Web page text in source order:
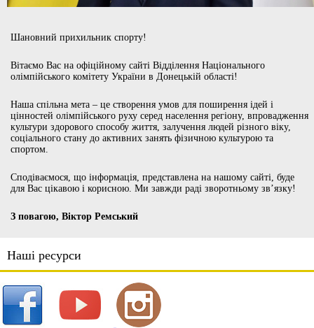
Шановний прихильник спорту!
Вітаємо Вас на офіційному сайті Відділення Національного
олімпійського комітету України в Донецькій області!
Наша спільна мета – це створення умов для поширення ідей і
цінностей олімпійського руху серед населення регіону, впровадження
культури здорового способу життя, залучення людей різного віку,
соціального стану до активних занять фізичною культурою та
спортом.
Сподіваємося, що інформація, представлена на нашому сайті, буде
для Вас цікавою і корисною. Ми завжди раді зворотньому зв’язку!
З повагою, Віктор Ремський
Наші ресурси